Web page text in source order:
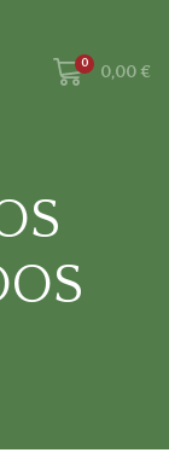
0 0,00 €